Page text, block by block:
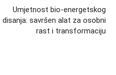
Umjetnost bio-energetskog
disanja: savršen alat za osobni
rast i transformaciju